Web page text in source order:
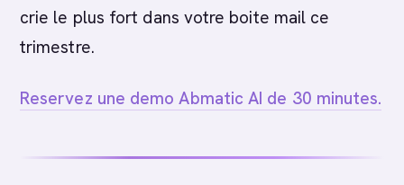
crie le plus fort dans votre boite mail ce
trimestre.
Reservez une demo Abmatic AI de 30 minutes.